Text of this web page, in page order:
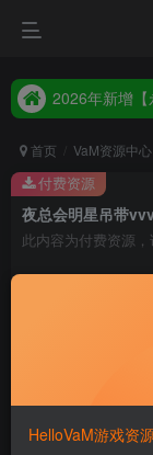
首页 VaM资源中心
夜总会明星吊带
此内容为付费资源
主流网盘
支
付费资源
HelloVaM游戏资